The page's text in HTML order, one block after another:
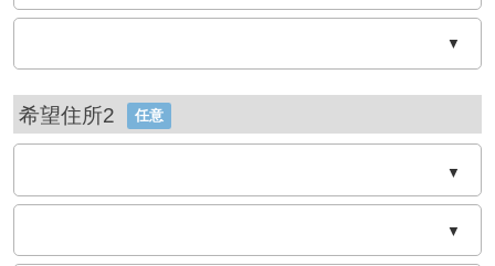
▼
希望住所2 任意
▼
▼